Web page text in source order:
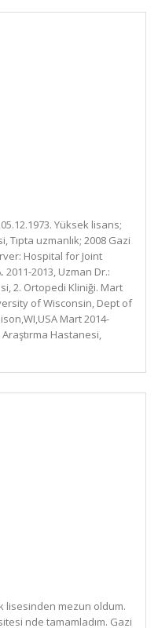
Yüksek lisans;
Tıpta uzmanlık; 2008 Gazi
Hospital for Joint
2013, Uzman Dr.:
2. Ortopedi Kliniği. Mart
of Wisconsin, Dept of
Mart 2014-
Hastanesi,
lisesinden mezun oldum.
nde tamamladım. Gazi